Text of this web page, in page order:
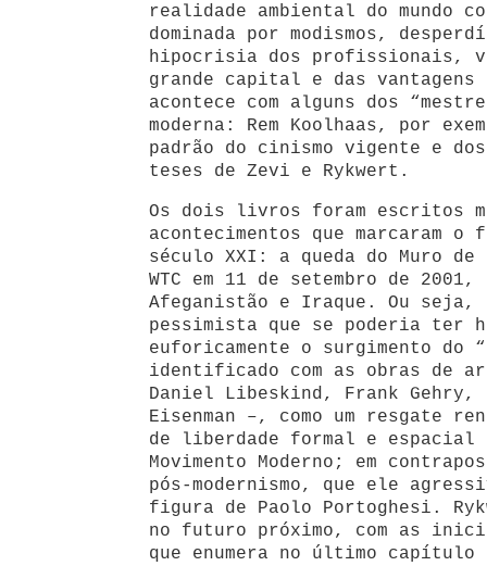
realidade ambiental do mundo
dominada por modismos,
hipocrisia dos profissionais,
grande capital e das vantagens
acontece com alguns dos
moderna: Rem Koolhaas, por
padrão do cinismo vigente e
teses de Zevi e Rykwert.
Os dois livros foram escritos
acontecimentos que marcaram
século XXI: a queda do Muro
WTC em 11 de setembro de
Afeganistão e Iraque. Ou seja,
pessimista que se poderia ter
euforicamente o surgimento do
identificado com as obras de
Daniel Libeskind, Frank Gehry,
Eisenman –, como um resgate
de liberdade formal e espacial
Movimento Moderno; em
pós-modernismo, que ele
figura de Paolo Portoghesi.
no futuro próximo, com as
que enumera no último